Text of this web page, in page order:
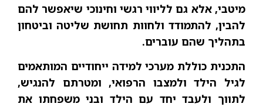
מיטבי, אלא גם לליווי רגשי וחינוכי שיאפשר להם
להבין, להתמודד ולחוות תחושת שליטה וביטחון
בתהליך שהם עוברים.
התכנית כוללת מערכי למידה ייחודיים המותאמים
לגיל הילד ולמצבו הרפואי, ומטרתם להנגיש,
לתווך ולעבד יחד עם הילד ובני משפחתו את